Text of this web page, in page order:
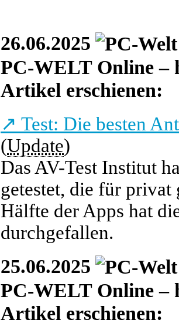
26.06.2025
PC-WELT Online –
Artikel erschienen:
↗ Test: Die besten
(Update)
Das AV-Test Institut
getestet, die für privat
Hälfte der Apps hat
durchgefallen.
25.06.2025
PC-WELT Online –
Artikel erschienen: